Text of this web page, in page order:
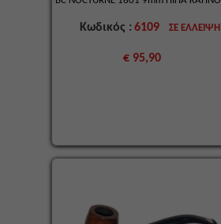
Κωδικός : 6109ΣΕ ΕΛΛΕΙΨΗ
€ 95,90